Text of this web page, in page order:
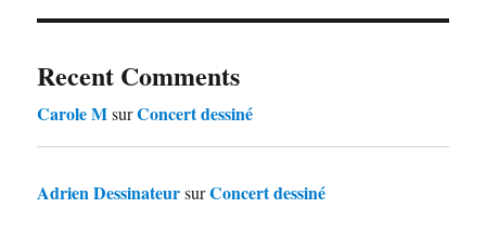
Recent Comments
Carole MsurConcert dessiné
Adrien DessinateursurConcert dessiné